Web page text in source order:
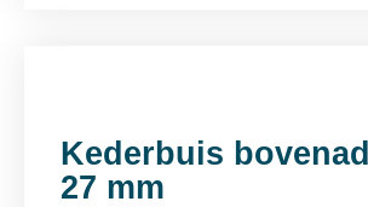
Kederbuis
27 mm